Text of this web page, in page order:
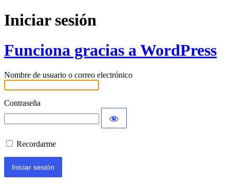
Iniciar sesión
Funciona gracias a WordPress
Nombre de usuario o correo electrónico
Contraseña
Recordarme